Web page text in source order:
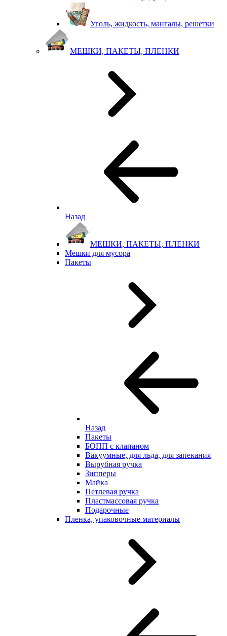
Уголь, жидкость, мангалы, решетки
МЕШКИ, ПАКЕТЫ, ПЛЕНКИ
Назад
МЕШКИ, ПАКЕТЫ, ПЛЕНКИ
Мешки для мусора
Пакеты
Назад
Пакеты
БОПП с клапаном
Вакуумные, для льда, для запекания
Вырубная ручка
Зипперы
Майка
Петлевая ручка
Пластмассовая ручка
Подарочные
Пленка, упаковочные материалы